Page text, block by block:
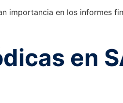
importancia en los informes
en